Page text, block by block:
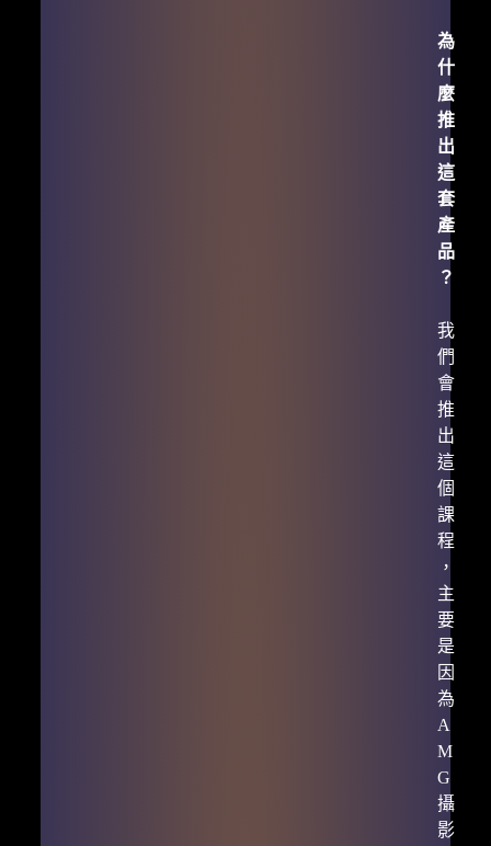
為
什
麼
推
出
這
套
產
品
？
我
們
會
推
出
這
個
課
程
，
主
要
是
因
為
A
M
G
攝
影